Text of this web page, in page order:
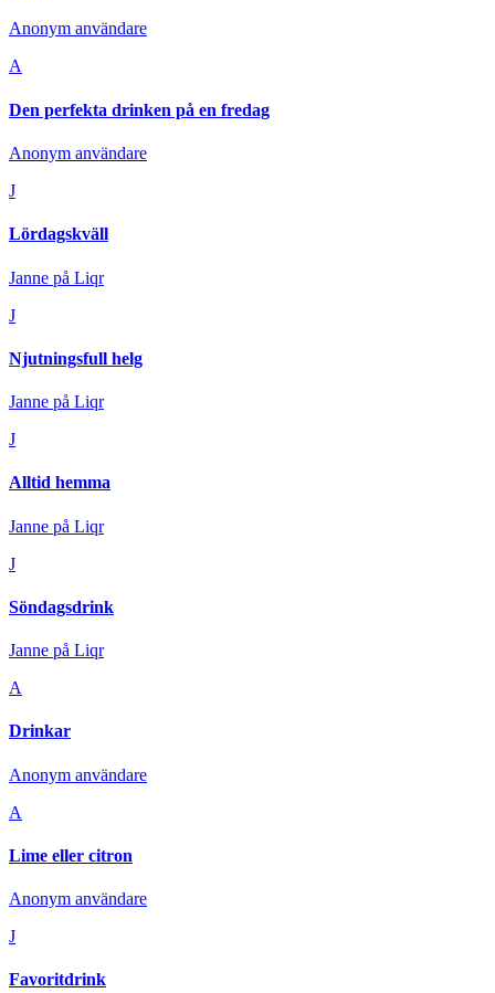
Anonym användare
A
Den perfekta drinken på en fredag
Anonym användare
J
Lördagskväll
Janne på Liqr
J
Njutningsfull helg
Janne på Liqr
J
Alltid hemma
Janne på Liqr
J
Söndagsdrink
Janne på Liqr
A
Drinkar
Anonym användare
A
Lime eller citron
Anonym användare
J
Favoritdrink